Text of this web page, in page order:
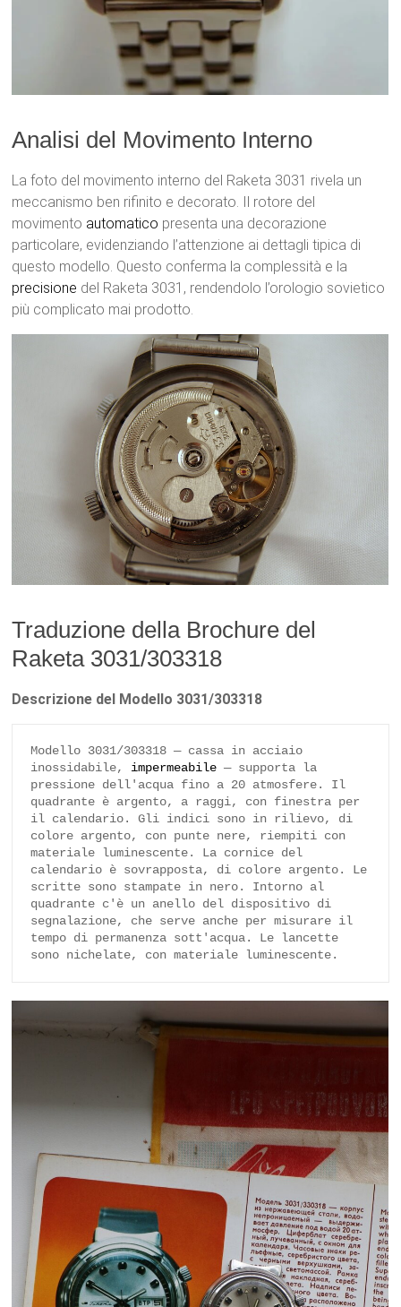
Analisi del Movimento Interno
La foto del movimento interno del Raketa 3031 rivela un
meccanismo ben rifinito e decorato. Il rotore del
movimento automatico presenta una decorazione
particolare, evidenziando l’attenzione ai dettagli tipica di
questo modello. Questo conferma la complessità e la
precisione del Raketa 3031, rendendolo l’orologio sovietico
più complicato mai prodotto.
Traduzione della Brochure del
Raketa 3031/303318
Descrizione del Modello 3031/303318
Modello 3031/303318 — cassa in acciaio
inossidabile, impermeabile — supporta la
pressione dell'acqua fino a 20 atmosfere. Il
quadrante è argento, a raggi, con finestra per
il calendario. Gli indici sono in rilievo, di
colore argento, con punte nere, riempiti con
materiale luminescente. La cornice del
calendario è sovrapposta, di colore argento. Le
scritte sono stampate in nero. Intorno al
quadrante c'è un anello del dispositivo di
segnalazione, che serve anche per misurare il
tempo di permanenza sott'acqua. Le lancette
sono nichelate, con materiale luminescente.